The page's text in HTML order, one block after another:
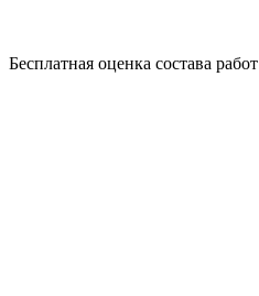
Бесплатная оценка состава работ